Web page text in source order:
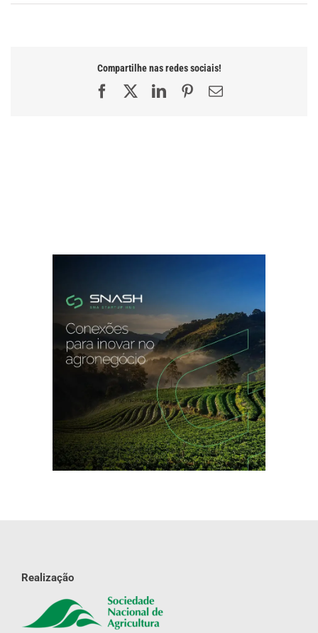
Compartilhe nas redes sociais!
FacebookLinkedInPinterest
E-
Realização